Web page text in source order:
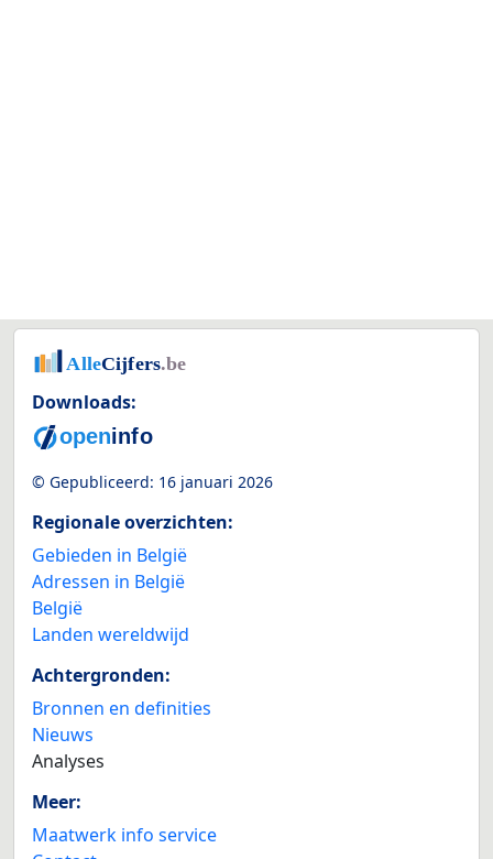
Downloads:
© Gepubliceerd: 16 januari 2026
Regionale overzichten:
Gebieden in België
Adressen in België
België
Landen wereldwijd
Achtergronden:
Bronnen en definities
Nieuws
Analyses
Meer:
Maatwerk info service